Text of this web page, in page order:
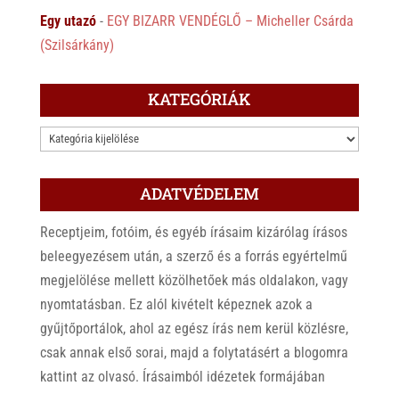
Egy utazó- EGY BIZARR VENDÉGLŐ – Micheller Csárda
(Szilsárkány)
KATEGÓRIÁK
KATEGÓRIÁK
ADATVÉDELEM
Receptjeim, fotóim, és egyéb írásaim kizárólag írásos
beleegyezésem után, a szerző és a forrás egyértelmű
megjelölése mellett közölhetőek más oldalakon, vagy
nyomtatásban. Ez alól kivételt képeznek azok a
gyűjtőportálok, ahol az egész írás nem kerül közlésre,
csak annak első sorai, majd a folytatásért a blogomra
kattint az olvasó. Írásaimból idézetek formájában